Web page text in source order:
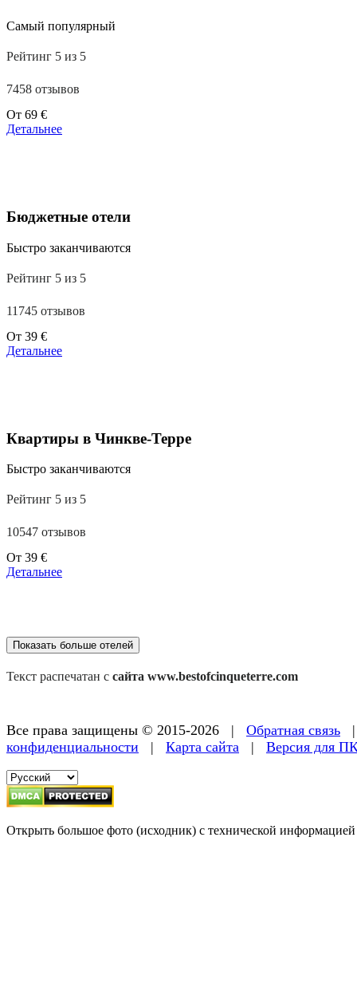
Самый популярный
Рейтинг 5 из 5
7458 отзывов
Цены
от
От 69 €
Детальнее
Бюджетные отели
Быстро заканчиваются
Рейтинг 5 из 5
11745 отзывов
Цены
от
От 39 €
Детальнее
Квартиры в Чинкве-Терре
Быстро заканчиваются
Рейтинг 5 из 5
10547 отзывов
Цены
от
От 39 €
Детальнее
Показать больше отелей
Текст распечатан с сайта www.bestofcinqueterre.com
Все права защищены © 2015-2026 | Обратная связь
конфиденциальности | Карта сайта | Версия для
Открыть большое фото (исходник) с технической информацией